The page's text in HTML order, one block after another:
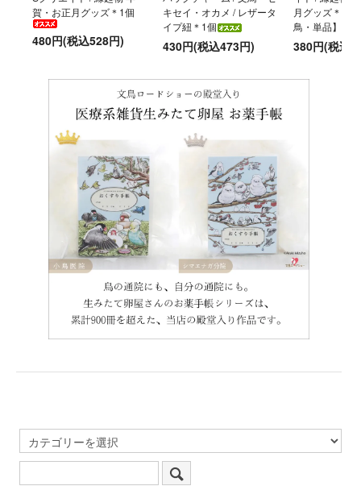
賀・お正月グッズ＊1個
480円(税込528円)
キセイ・オカメ / レザータ
イプ紐＊1個
430円(税込473円)
月グッズ＊【
鳥・単品】
380円(税込